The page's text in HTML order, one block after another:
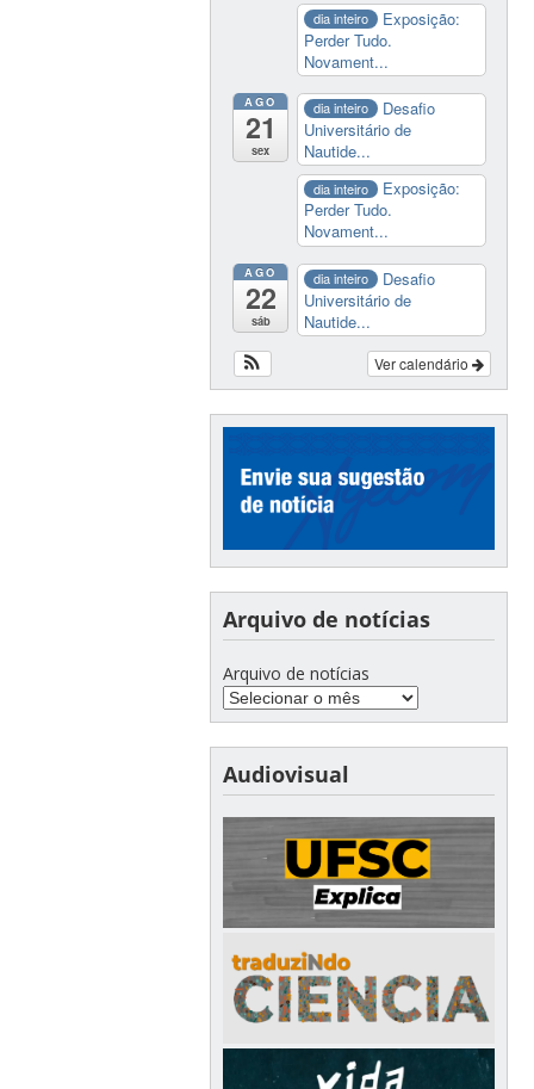
dia inteiro
Exposição:
Perder Tudo.
Novament...
AGO
21
sex
dia inteiro
Desafio
Universitário de
Nautide...
dia inteiro
Exposição:
Perder Tudo.
Novament...
AGO
22
sáb
dia inteiro
Desafio
Universitário de
Nautide...
Ver calendário
Arquivo de notícias
Arquivo de notícias
Audiovisual